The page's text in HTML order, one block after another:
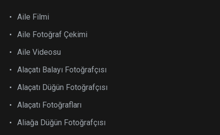
Aile Filmi
Aile Fotoğraf Çekimi
Aile Videosu
Alaçatı Balayı Fotoğrafçısı
Alaçatı Düğün Fotoğrafçısı
Alaçatı Fotoğrafları
Aliağa Düğün Fotoğrafçısı